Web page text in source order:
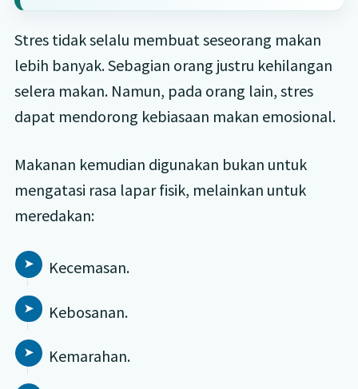
Stres tidak selalu membuat seseorang makan
lebih banyak. Sebagian orang justru kehilangan
selera makan. Namun, pada orang lain, stres
dapat mendorong kebiasaan makan emosional.
Makanan kemudian digunakan bukan untuk
mengatasi rasa lapar fisik, melainkan untuk
meredakan:
Kecemasan.
Kebosanan.
Kemarahan.